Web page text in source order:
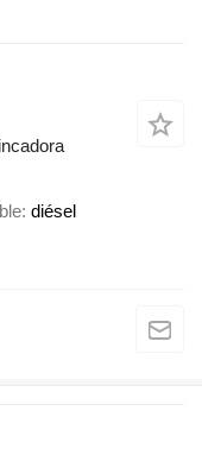
diésel